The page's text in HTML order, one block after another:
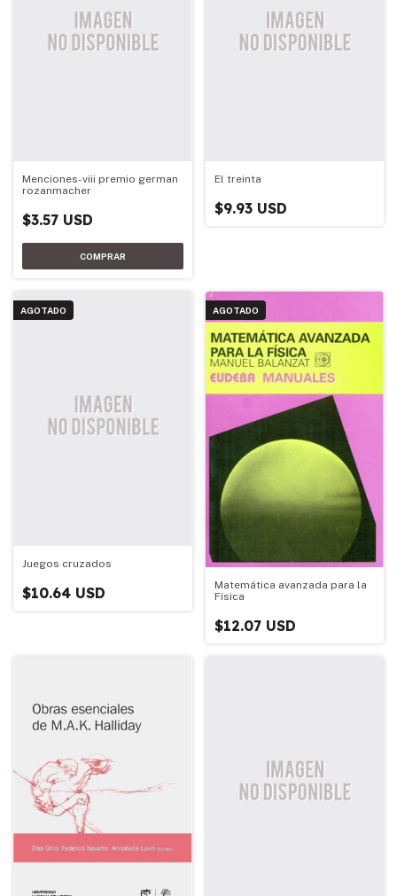
Menciones-viii premio german
rozanmacher
$3.57 USD
El treinta
$9.93 USD
AGOTADO
Juegos cruzados
$10.64 USD
AGOTADO
Matemática avanzada para la
Física
$12.07 USD